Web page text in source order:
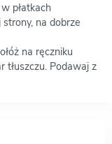
płatkach
na dobrze
na ręczniku
tłuszczu. Podawaj z